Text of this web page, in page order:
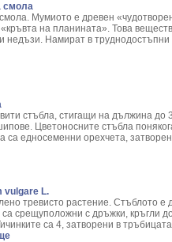
смола
Мумиото е древен
«кръвта на планината». Това
недъзи. Намират в
стъбла, стигащи на дължина до
Цветоносните стъбла
са едносеменни орехчета,
vulgare L.
тревисто растение. Стъблото е
са срещуположни с дръжки, кръгли
са 4, затворени в